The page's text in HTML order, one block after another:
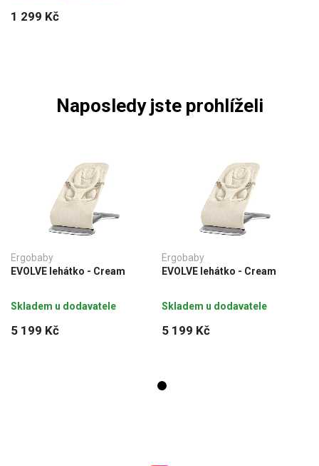
1 299 Kč
Naposledy jste prohlíželi
Ergobaby
EVOLVE lehátko - Cream
5 199 Kč
Skladem u dodavatele
Ergobaby
EVOLVE lehátko - Cream
5 199 Kč
Skladem u dodavatele